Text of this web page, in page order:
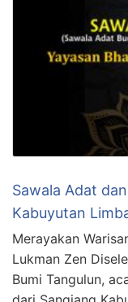
Sawala Adat
Kabuyutan
Merayakan
Lukman Zen
Bumi Tangulun,